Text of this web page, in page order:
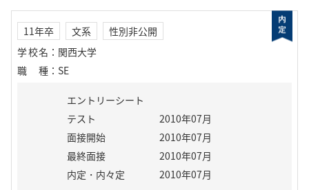
11年卒 文系
性別非公開
学校名 ： 関西大学
職種 ： SE
エントリーシート
テスト
2010年07月
面接開始
2010年07月
最終面接
2010年07月
内定・内々定
2010年07月